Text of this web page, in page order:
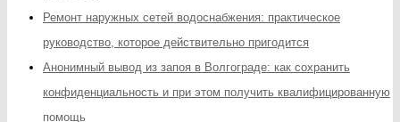
Ремонт наружных сетей водоснабжения: практическое
руководство, которое действительно пригодится
Анонимный вывод из запоя в Волгограде: как сохранить
конфиденциальность и при этом получить квалифицированную
помощь